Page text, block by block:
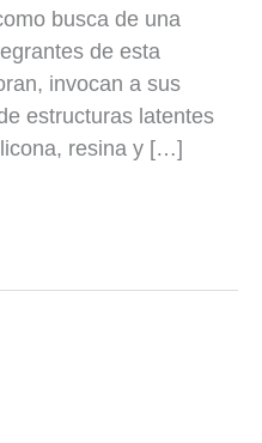
busca de una
de esta
invocan a sus
estructuras latentes
resina y […]